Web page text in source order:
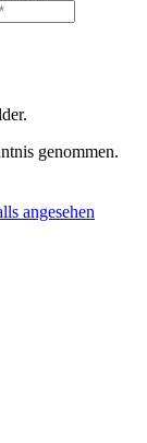
genommen.
angesehen